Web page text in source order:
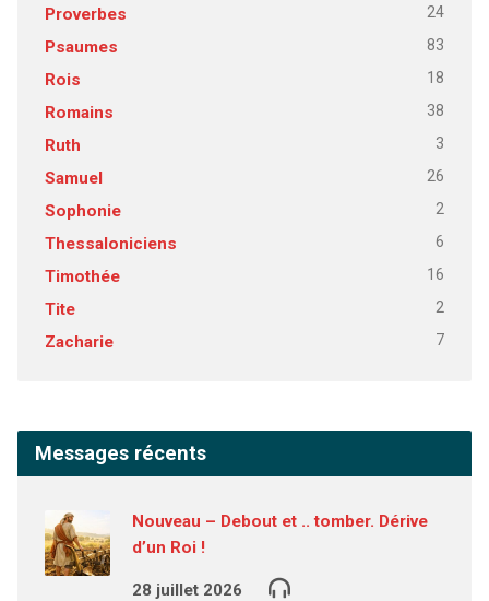
Proverbes 24
Psaumes 83
Rois 18
Romains 38
Ruth 3
Samuel 26
Sophonie 2
Thessaloniciens 6
Timothée 16
Tite 2
Zacharie 7
Messages récents
Nouveau – Debout et .. tomber. Dérive
d’un Roi !
28 juillet 2026